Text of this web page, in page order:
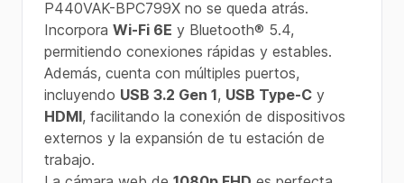
P440VAK-BPC799X no se queda atrás.
Incorpora Wi-Fi 6E y Bluetooth® 5.4,
permitiendo conexiones rápidas y estables.
Además, cuenta con múltiples puertos,
incluyendo USB 3.2 Gen 1, USB Type-C y
HDMI, facilitando la conexión de dispositivos
externos y la expansión de tu estación de
trabajo.